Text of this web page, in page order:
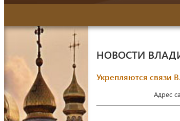
НОВОСТИ
Укрепляются связи
Адрес